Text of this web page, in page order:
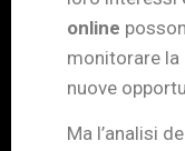
online
monitorare la
nuove
Ma l’analisi